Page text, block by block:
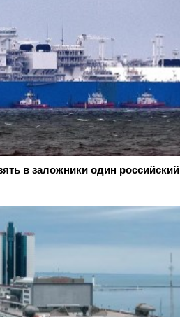
в заложники один российский